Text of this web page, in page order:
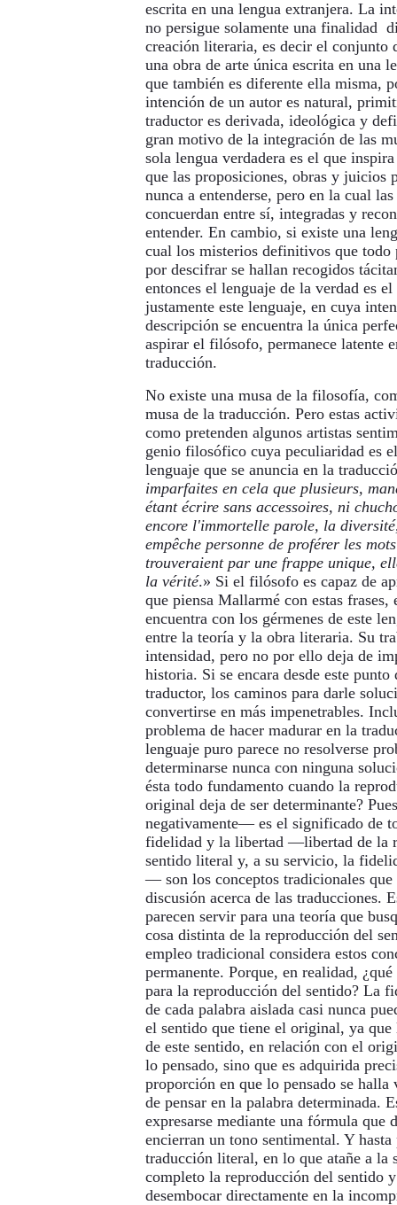
escrita en una lengua extranjera. La
no persigue solamente una finalidad
creación literaria, es decir el conjunto
una obra de arte única escrita en una
que también es diferente ella misma,
intención de un autor es natural,
traductor es derivada, ideológica y
gran motivo de la integración de las
sola lengua verdadera es el que
que las proposiciones, obras y juicios
nunca a entenderse, pero en la cual
concuerdan entre sí, integradas y
entender. En cambio, si existe una
cual los misterios definitivos que todo
por descifrar se hallan recogidos
entonces el lenguaje de la verdad es
justamente este lenguaje, en cuya
descripción se encuentra la única
aspirar el filósofo, permanece latente
traducción.
No existe una musa de la filosofía,
musa de la traducción. Pero estas
como pretenden algunos artistas
genio filosófico cuya peculiaridad es
lenguaje que se anuncia en la
imparfaites en cela que plusieurs,
étant écrire sans accessoires, ni
encore l'immortelle parole, la
empêche personne de proférer les
trouveraient par une frappe unique,
la vérité.» Si el filósofo es capaz de
que piensa Mallarmé con estas frases,
encuentra con los gérmenes de este
entre la teoría y la obra literaria. Su
intensidad, pero no por ello deja de
historia. Si se encara desde este
traductor, los caminos para darle
convertirse en más impenetrables.
problema de hacer madurar en la
lenguaje puro parece no resolverse
determinarse nunca con ninguna
ésta todo fundamento cuando la
original deja de ser determinante?
negativamente— es el significado de
fidelidad y la libertad —libertad de la
sentido literal y, a su servicio, la
— son los conceptos tradicionales que
discusión acerca de las traducciones.
parecen servir para una teoría que
cosa distinta de la reproducción del
empleo tradicional considera estos
permanente. Porque, en realidad,
para la reproducción del sentido? La
de cada palabra aislada casi nunca
el sentido que tiene el original, ya
de este sentido, en relación con el
lo pensado, sino que es adquirida
proporción en que lo pensado se
de pensar en la palabra determinada.
expresarse mediante una fórmula que
encierran un tono sentimental. Y
traducción literal, en lo que atañe a la
completo la reproducción del sentido
desembocar directamente en la